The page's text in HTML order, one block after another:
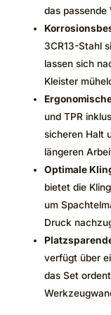
das passende
3CR13-Stahl
lassen sich
Kleister
und TPR
sicheren Halt
längeren
Optimale
bietet die
um
Druck
verfügt über
das Set